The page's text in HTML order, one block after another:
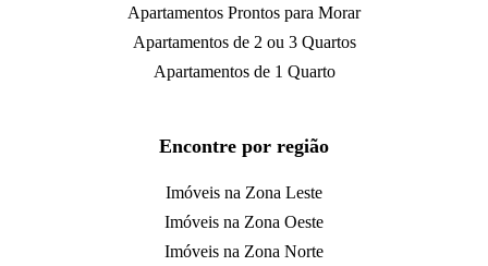
Apartamentos Prontos para Morar
Apartamentos de 2 ou 3 Quartos
Apartamentos de 1 Quarto
Encontre por região
Imóveis na Zona Leste
Imóveis na Zona Oeste
Imóveis na Zona Norte